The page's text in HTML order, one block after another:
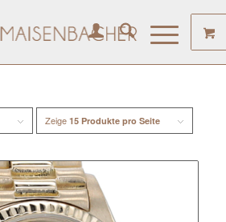
Zeige 15 Produkte pro Seite